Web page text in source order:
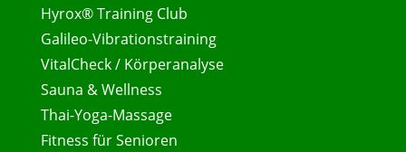
Hyrox® Training Club
Galileo-Vibrationstraining
VitalCheck / Körperanalyse
Sauna & Wellness
Thai-Yoga-Massage
Fitness für Senioren